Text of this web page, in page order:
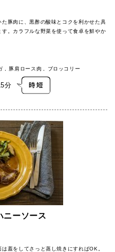
豚肉に、黒酢の酸味とコクを利かせた具
。カラフルな野菜を使って食卓を鮮やか
豚肩ロース肉 ブロッコリー
分
ニーソース
蓋をしてさっと蒸し焼きにすればOK。